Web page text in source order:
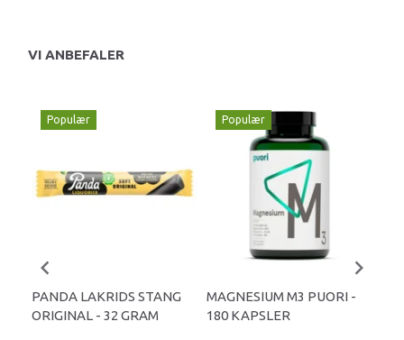
VI ANBEFALER
Populær
PANDA LAKRIDS STANG
ORIGINAL - 32 GRAM
Populær
MAGNESIUM M3 PUORI -
180 KAPSLER